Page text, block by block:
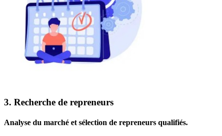
3. Recherche de repreneurs
Analyse du marché et sélection de repreneurs qualifiés.